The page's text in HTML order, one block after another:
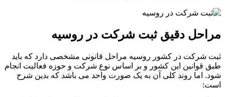
مراحل دقیق ثبت شرکت در روسیه
ثبت شرکت در کشور روسیه مراحل قانونی مشخصی دارد که باید
طبق قوانین این کشور و بر اساس نوع شرکت و حوزه فعالیت انجام
شود. اما روند کلی آن به یک صورت واحد می باشد که بدین شرح
است: